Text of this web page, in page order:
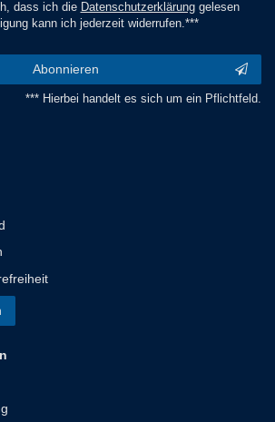
dass ich die Daten­schutz­erklärunggelesen
kann ich jederzeit widerrufen.***
Abonnieren
*** Hierbei handelt es sich um ein Pflichtfeld.